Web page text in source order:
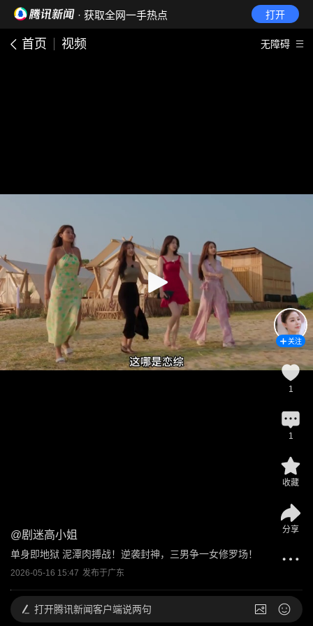
· 获取全网一手热点 打开
首页 视频 无障碍
@剧迷高小姐
单身即地狱 泥潭肉搏战！逆袭封神，三男争一女修罗场！
2026-05-16 15:47 发布于广东
关注
1
1
收藏
分享
打开腾讯新闻客户端说两句